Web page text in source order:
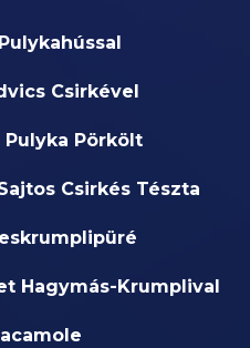
Csirkével
Pörkölt
Csirkés Tészta
Hagymás-Krumplival